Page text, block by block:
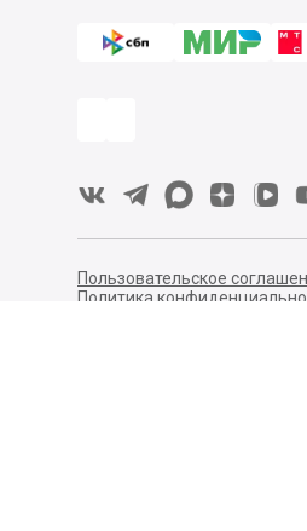
Пользовательское
Политика